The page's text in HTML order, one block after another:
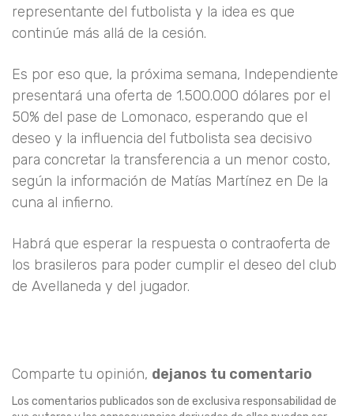
representante del futbolista y la idea es que
continúe más allá de la cesión.
Es por eso que, la próxima semana, Independiente
presentará una oferta de 1.500.000 dólares por el
50% del pase de Lomonaco, esperando que el
deseo y la influencia del futbolista sea decisivo
para concretar la transferencia a un menor costo,
según la información de Matías Martínez en De la
cuna al infierno.
Habrá que esperar la respuesta o contraoferta de
los brasileros para poder cumplir el deseo del club
de Avellaneda y del jugador.
Comparte tu opinión, dejanos tu comentario
Los comentarios publicados son de exclusiva responsabilidad de